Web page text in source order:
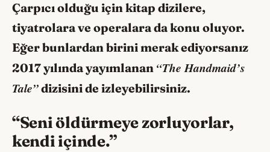
Çarpıcı olduğu için kitap dizilere,
tiyatrolara ve operalara da konu oluyor.
Eğer bunlardan birini merak ediyorsanız
2017 yılında yayımlanan “The Handmaid’s
Tale”dizisini de izleyebilirsiniz.
“Seni öldürmeye zorluyorlar,
kendi içinde.”